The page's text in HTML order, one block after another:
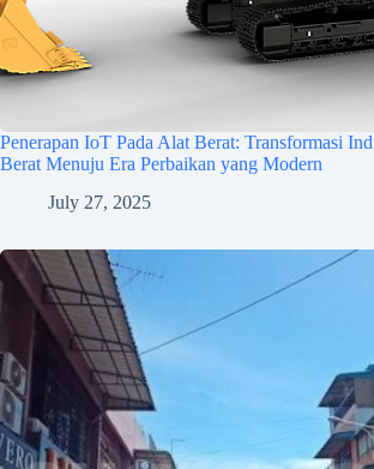
Penerapan IoT Pada Alat Berat: Transformasi
Berat Menuju Era Perbaikan yang Modern
July 27, 2025